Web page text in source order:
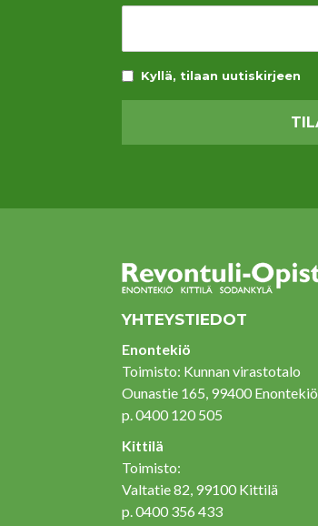
Kyllä, tilaan uutiskirjeen
YHTEYSTIEDOT
Enontekiö
Toimisto: Kunnan virastotalo
Ounastie 165, 99400 Enontekiö
p. 0400 120 505
Kittilä
Toimisto:
Valtatie 82, 99100 Kittilä
p. 0400 356 433